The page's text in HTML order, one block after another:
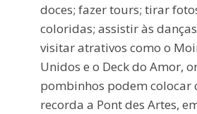
doces; fazer tours; tirar
coloridas; assistir às
visitar atrativos como o
Unidos e o Deck do Amor,
pombinhos podem colocar
recorda a Pont des Artes,